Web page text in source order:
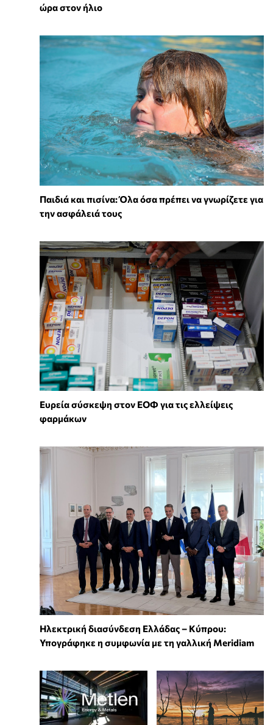
ώρα στον ήλιο
Παιδιά και πισίνα: Όλα όσα πρέπει να γνωρίζετε για
την ασφάλειά τους
Ευρεία σύσκεψη στον ΕΟΦ για τις ελλείψεις
φαρμάκων
Ηλεκτρική διασύνδεση Ελλάδας – Κύπρου:
Υπογράφηκε η συμφωνία με τη γαλλική Meridiam